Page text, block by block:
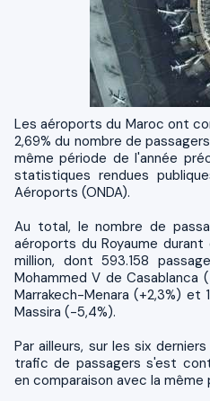
Les aéroports du Maroc ont connu en juin dernier un repli de
2,69% du nombre de
même période de l'année
statistiques rendues
Aéroports (ONDA).
Au total, le nombre de
aéroports du Royaume
million, dont 593.158
Mohammed V de Casablanca
Marrakech-Menara (+2,3%) et
Massira (-5,4%).
Par ailleurs, sur les six
trafic de passagers s'est
en comparaison avec la même